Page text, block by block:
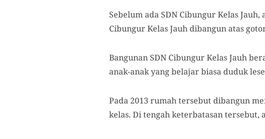
Sebelum ada SDN Cibungur Kelas
Cibungur Kelas Jauh dibangun atas
Bangunan SDN Cibungur Kelas Jauh
anak-anak yang belajar biasa duduk
Pada 2013 rumah tersebut dibangun
kelas. Di tengah keterbatasan tersebut,